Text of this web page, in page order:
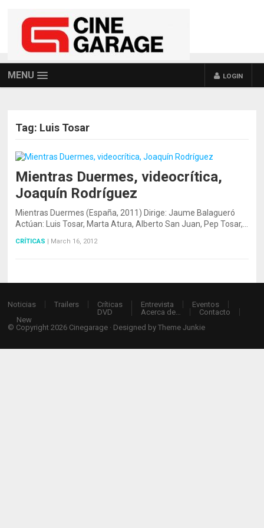
MENU LOGIN
Tag: Luis Tosar
Mientras Duermes, videocrítica,
Joaquín Rodríguez
Mientras Duermes (España, 2011) Dirige: Jaume Balagueró
Actúan: Luis Tosar, Marta Atura, Alberto San Juan, Pep Tosar,…
CRÍTICAS | March 16, 2012
Noticias Trailers
Críticas
DVD
Entrevista
Eventos
Acerca de…
Contacto
New
© Copyright 2026 Cinegarage · Designed byTheme Junkie